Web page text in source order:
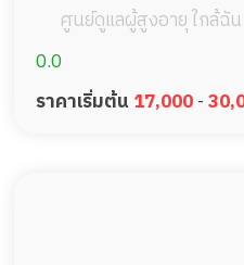
ศูนย์ดูแลผู้สูงอายุ ใกล้ฉัน
0.0
ราคาเริ่มต้น 17,000-